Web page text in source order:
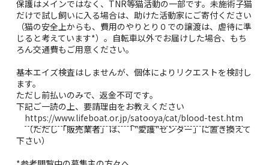
保護はメインではなく、TNR等猫活動の一部です。未施術子猫
だけで試し飼いに入る場合は、助けた活動家にご寄付ください
（猫の安全上からも、費用のやりとり０での譲渡は、虐待に準
じると考えています*）。自転車以外でお届けした場合、もち
ろん交通費もご用意ください。
基本エイズ検査はしませんが、個体によりリクエストを検討し
ます。
ただし前払いのみで、返金不可です。
下記ご一読の上、要請理由をお教えください
https://www.lifeboat.or.jp/satooya/cat/blood-test.htm
（ただし「販売業者」は、「"愛護"センター」に置き換えて
下さい）